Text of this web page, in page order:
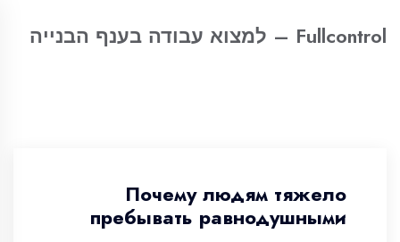
Fullcontrol – למצוא עבודה בענף הבנייה
Почему людям тяжело
пребывать равнодушными